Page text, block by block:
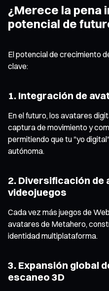
¿Merece la pena
potencial de
El potencial de crecimiento
clave:
1. Integración de
En el futuro, los avatares
captura de movimiento y
permitiendo que tu "yo
autónoma.
2. Diversificación de
videojuegos
Cada vez más juegos de
avatares de Metahero,
identidad multiplataforma.
3. Expansión global
escaneo 3D